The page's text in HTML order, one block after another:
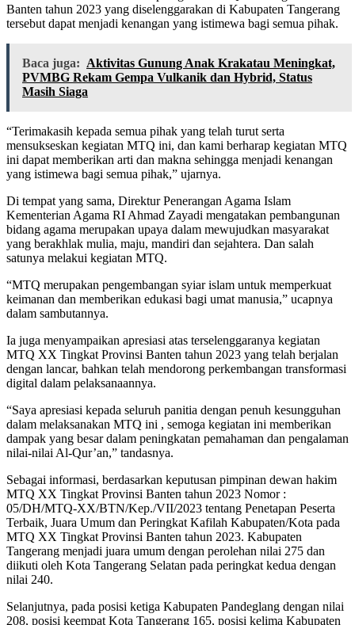
Banten tahun 2023 yang diselenggarakan di Kabupaten Tangerang
tersebut dapat menjadi kenangan yang istimewa bagi semua pihak.
Baca juga: Aktivitas Gunung Anak Krakatau Meningkat,
PVMBG Rekam Gempa Vulkanik dan Hybrid, Status
Masih Siaga
“Terimakasih kepada semua pihak yang telah turut serta
mensukseskan kegiatan MTQ ini, dan kami berharap kegiatan MTQ
ini dapat memberikan arti dan makna sehingga menjadi kenangan
yang istimewa bagi semua pihak,” ujarnya.
Di tempat yang sama, Direktur Penerangan Agama Islam
Kementerian Agama RI Ahmad Zayadi mengatakan pembangunan
bidang agama merupakan upaya dalam mewujudkan masyarakat
yang berakhlak mulia, maju, mandiri dan sejahtera. Dan salah
satunya melakui kegiatan MTQ.
“MTQ merupakan pengembangan syiar islam untuk memperkuat
keimanan dan memberikan edukasi bagi umat manusia,” ucapnya
dalam sambutannya.
Ia juga menyampaikan apresiasi atas terselenggaranya kegiatan
MTQ XX Tingkat Provinsi Banten tahun 2023 yang telah berjalan
dengan lancar, bahkan telah mendorong perkembangan transformasi
digital dalam pelaksanaannya.
“Saya apresiasi kepada seluruh panitia dengan penuh kesungguhan
dalam melaksanakan MTQ ini , semoga kegiatan ini memberikan
dampak yang besar dalam peningkatan pemahaman dan pengalaman
nilai-nilai Al-Qur’an,” tandasnya.
Sebagai informasi, berdasarkan keputusan pimpinan dewan hakim
MTQ XX Tingkat Provinsi Banten tahun 2023 Nomor :
05/DH/MTQ-XX/BTN/Kep./VII/2023 tentang Penetapan Peserta
Terbaik, Juara Umum dan Peringkat Kafilah Kabupaten/Kota pada
MTQ XX Tingkat Provinsi Banten tahun 2023. Kabupaten
Tangerang menjadi juara umum dengan perolehan nilai 275 dan
diikuti oleh Kota Tangerang Selatan pada peringkat kedua dengan
nilai 240.
Selanjutnya, pada posisi ketiga Kabupaten Pandeglang dengan nilai
208, posisi keempat Kota Tangerang 165, posisi kelima Kabupaten